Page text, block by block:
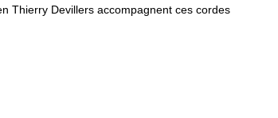
Thierry Devillers accompagnent ces cordes